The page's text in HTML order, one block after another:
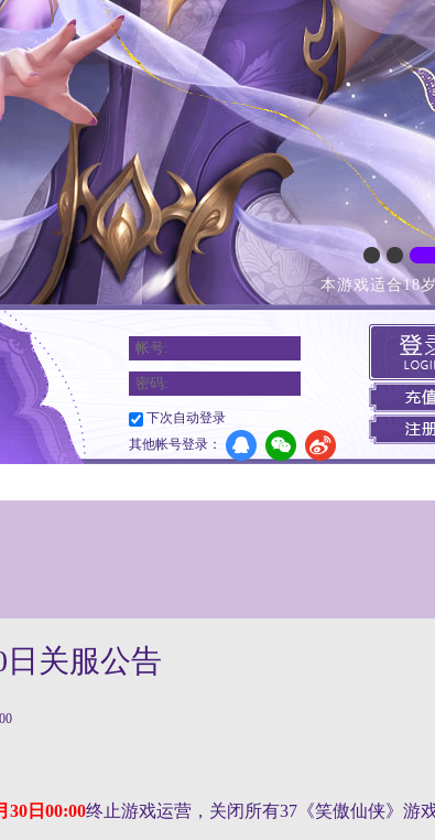
本游戏适合18
下次自动登录
其他帐号登录：
日关服公告
30日00:00终止游戏运营，关闭所有37《笑傲仙侠》游